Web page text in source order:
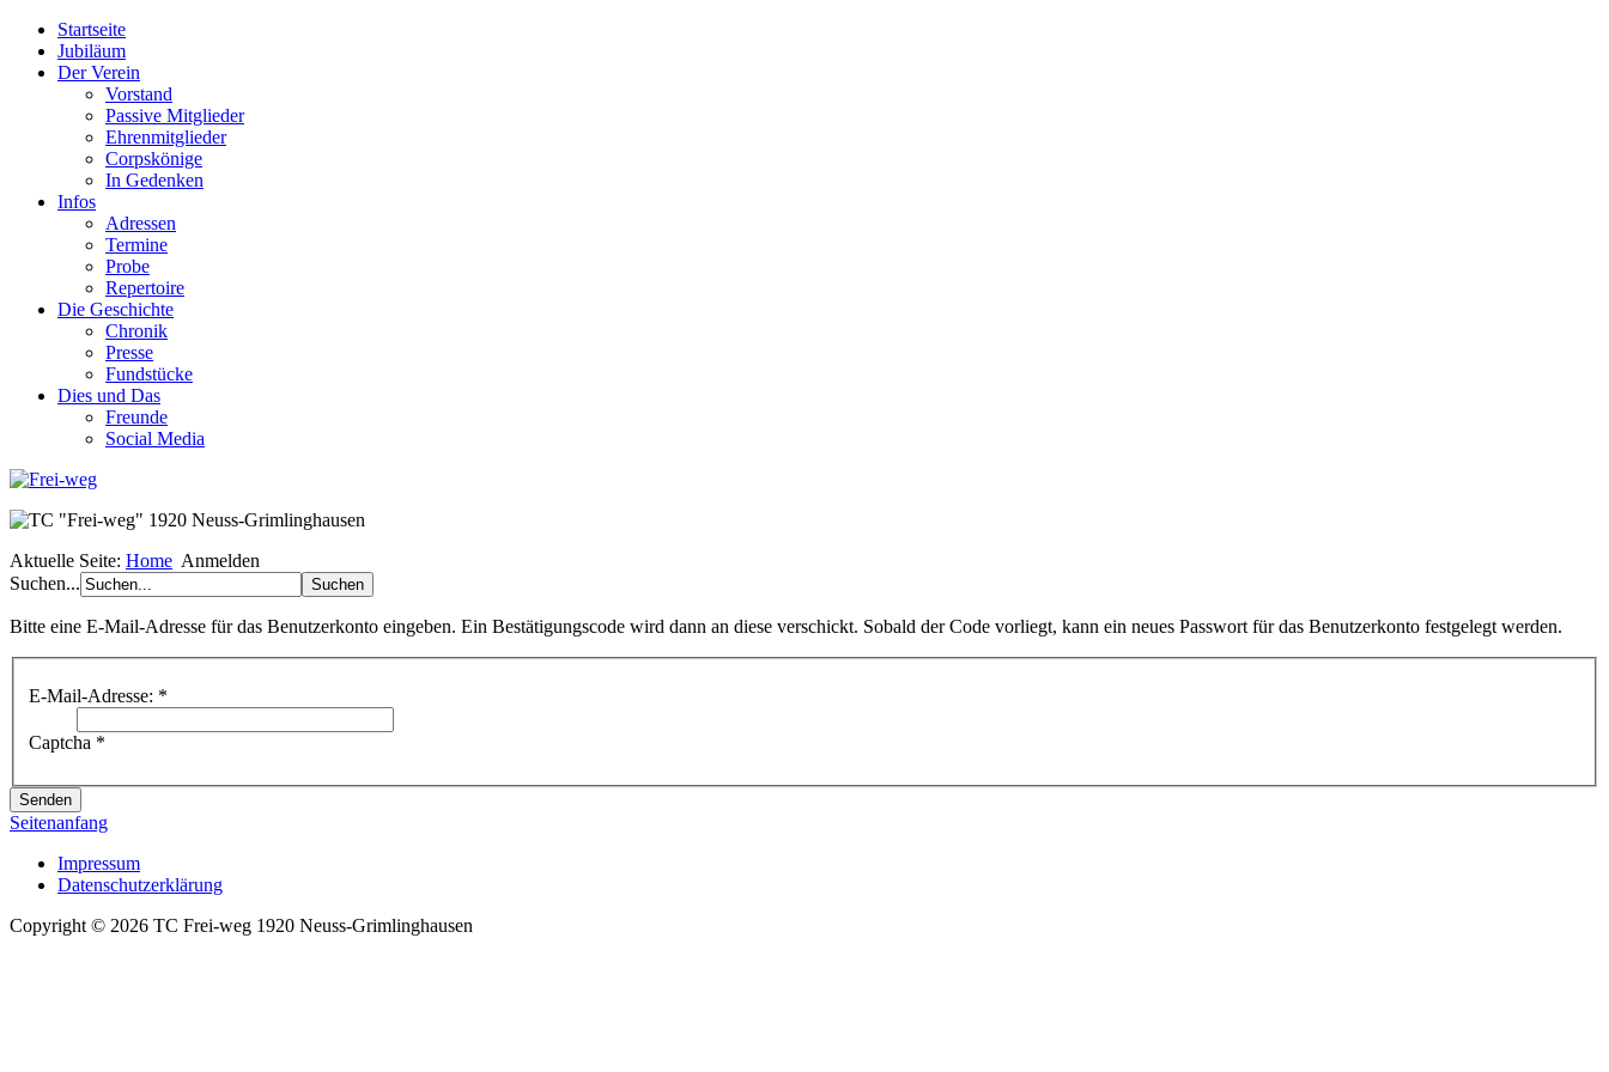
Startseite
Jubiläum
Der Verein
Vorstand
Passive Mitglieder
Ehrenmitglieder
Corpskönige
In Gedenken
Infos
Adressen
Termine
Probe
Repertoire
Die Geschichte
Chronik
Presse
Fundstücke
Dies und Das
Freunde
Social Media
Aktuelle Seite: Home Anmelden
Suchen...
Bitte eine E-Mail-Adresse für das Benutzerkonto eingeben. Ein Bestätigungscode wird dann an diese verschickt. Sobald der Code vorliegt, kann ein neues Passwort für das Benutzerkonto festgelegt werden.
E-Mail-Adresse: *
Captcha *
Senden
Seitenanfang
Impressum
Datenschutzerklärung
Copyright © 2026 TC Frei-weg 1920 Neuss-Grimlinghausen